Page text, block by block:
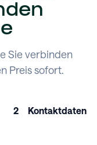
Sie verbinden
Preis sofort.
2 Kontaktdaten